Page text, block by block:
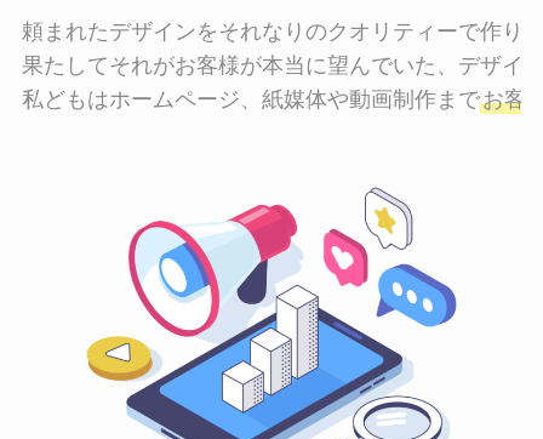
頼まれたデザインをそれなりのクオリティーで作り
果たしてそれがお客様が本当に望んでいた、デザイ
私どもはホームページ、紙媒体や動画制作までお客